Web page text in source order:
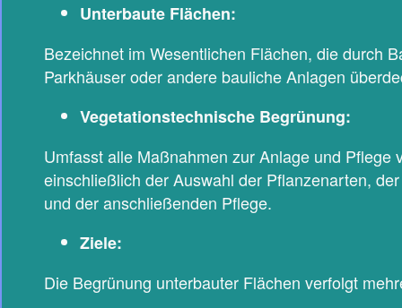
Unterbaute Flächen:
Bezeichnet im Wesentlichen Flächen, die durch
Parkhäuser oder andere bauliche Anlagen
Vegetationstechnische Begrünung:
Umfasst alle Maßnahmen zur Anlage und Pflege
einschließlich der Auswahl der Pflanzenarten,
und der anschließenden Pflege.
Ziele:
Die Begrünung unterbauter Flächen verfolgt